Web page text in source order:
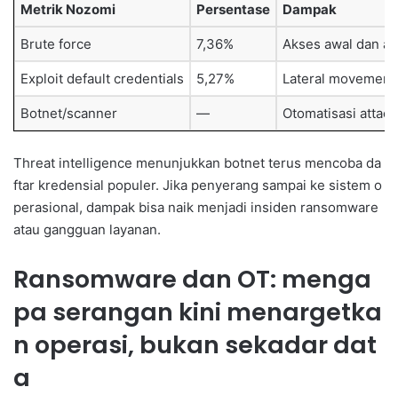
Metrik Nozomi Persentase Dampak
Brute force 7,36% Akses awal dan
Exploit default credentials 5,27% Lateral
Botnet/scanner — Otomatisasi
Threat intelligence menunjukkan botnet terus mencoba da
ftar kredensial populer. Jika penyerang sampai ke sistem o
perasional, dampak bisa naik menjadi insiden ransomware
atau gangguan layanan.
Ransomware dan OT: menga
pa serangan kini menargetka
n operasi, bukan sekadar dat
a